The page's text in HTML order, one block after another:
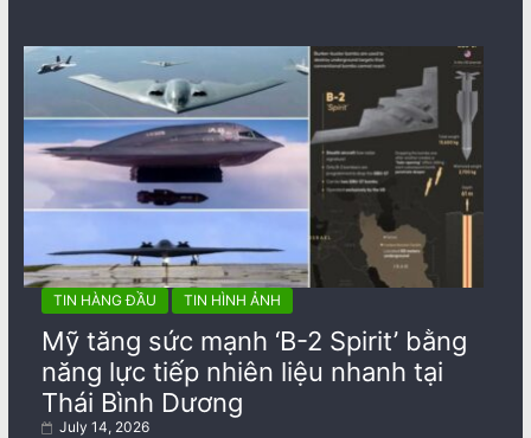
TIN HÀNG ĐẦU TIN HÌNH ẢNH
Mỹ tăng sức mạnh ‘B-2 Spirit’ bằng
năng lực tiếp nhiên liệu nhanh tại
Thái Bình Dương
July 14, 2026